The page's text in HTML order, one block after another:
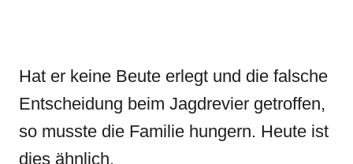
Hat er keine Beute erlegt und die falsche
Entscheidung beim Jagdrevier getroffen,
so musste die Familie hungern. Heute ist
dies ähnlich.